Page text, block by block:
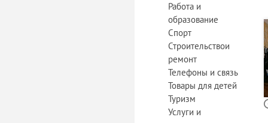
Работа и
образование
Спорт
Строительствои
ремонт
Телефоны и связь
Товары для детей
Туризм
Услуги и